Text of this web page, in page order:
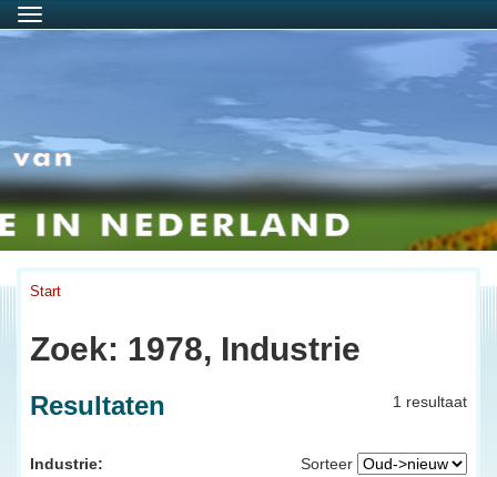
Menu
Start
Zoek: 1978, Industrie
1 resultaat
Resultaten
Sorteer
Industrie: